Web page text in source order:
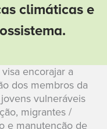
climáticas e
visa encorajar a
dos membros da
vulneráveis
migrantes /
e manutenção de